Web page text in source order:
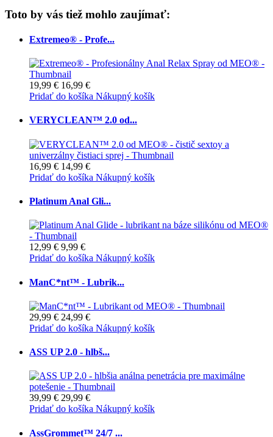
Toto by vás tiež mohlo zaujímať:
Extremeo® - Profe...
19,99 € 16,99 €
Pridať do košíka Nákupný košík
VERYCLEAN™ 2.0 od...
16,99 € 14,99 €
Pridať do košíka Nákupný košík
Platinum Anal Gli...
12,99 € 9,99 €
Pridať do košíka Nákupný košík
ManC*nt™ - Lubrik...
29,99 € 24,99 €
Pridať do košíka Nákupný košík
ASS UP 2.0 - hlbš...
39,99 € 29,99 €
Pridať do košíka Nákupný košík
AssGrommet™ 24/7 ...